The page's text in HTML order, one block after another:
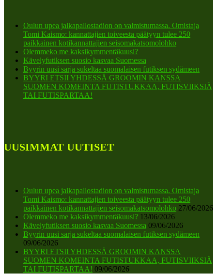
Oulun upea jalkapallostadion on valmistumassa. Omistaja
Tomi Kaismo: kannattajien toiveesta päätyyn tulee 250
paikkainen kotikannattajien seisomakatsomolohko
Olemmeko me kaksikymmentäkuusi?
Kävelyfutiksen suosio kasvaa Suomessa
Byyrin uusi sarja sukeltaa suomalaisen futiksen sydämeen
BYYRI ETSII YHDESSÄ GROOMIN KANSSA
SUOMEN KOMEINTA FUTISTUKKAA, FUTISVIIKSIÄ
TAI FUTISPARTAA!
UUSIMMAT UUTISET
Oulun upea jalkapallostadion on valmistumassa. Omistaja
Tomi Kaismo: kannattajien toiveesta päätyyn tulee 250
paikkainen kotikannattajien seisomakatsomolohko 27/06/2026
Olemmeko me kaksikymmentäkuusi? 13/06/2026
Kävelyfutiksen suosio kasvaa Suomessa 09/06/2026
Byyrin uusi sarja sukeltaa suomalaisen futiksen sydämeen
09/06/2026
BYYRI ETSII YHDESSÄ GROOMIN KANSSA
SUOMEN KOMEINTA FUTISTUKKAA, FUTISVIIKSIÄ
TAI FUTISPARTAA! 09/06/2026